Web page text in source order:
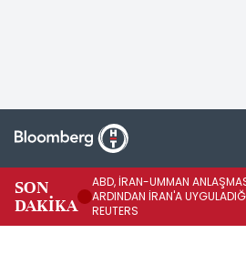
SON
DAKİKA
ABD, İRAN-UMMAN
ARDINDAN İRAN'A
REUTERS